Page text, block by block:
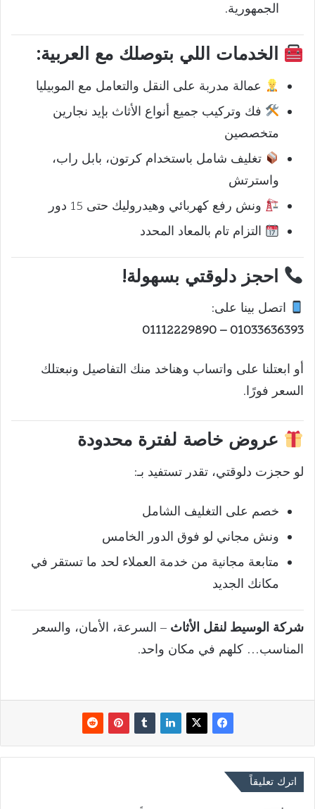
الجمهورية.
الخدمات اللي بتوصلك مع العربية:
عمالة مدربة على النقل والتعامل مع الموبيليا
فك وتركيب جميع أنواع الأثاث بإيد نجارين
متخصصين
تغليف شامل باستخدام كرتون، بابل راب،
واسترتش
ونش رفع كهربائي وهيدروليك حتى 15 دور
التزام تام بالمعاد المحدد
احجز دلوقتي بسهولة!
اتصل بينا على:
01033636393 – 01112229890
أو ابعتلنا على واتساب وهناخد منك التفاصيل ونبعتلك
السعر فورًا.
عروض خاصة لفترة محدودة
لو حجزت دلوقتي، تقدر تستفيد بـ:
خصم على التغليف الشامل
ونش مجاني لو فوق الدور الخامس
متابعة مجانية من خدمة العملاء لحد ما تستقر في
مكانك الجديد
شركة الوسيط لنقل الأثاث – السرعة، الأمان، والسعر
المناسب… كلهم في مكان واحد.
اترك تعليقاً